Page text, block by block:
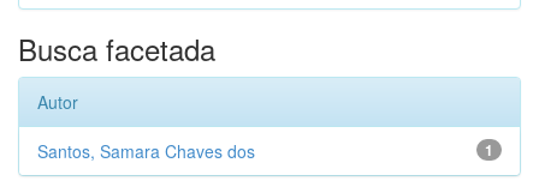
Busca facetada
Autor
1
Santos, Samara Chaves dos